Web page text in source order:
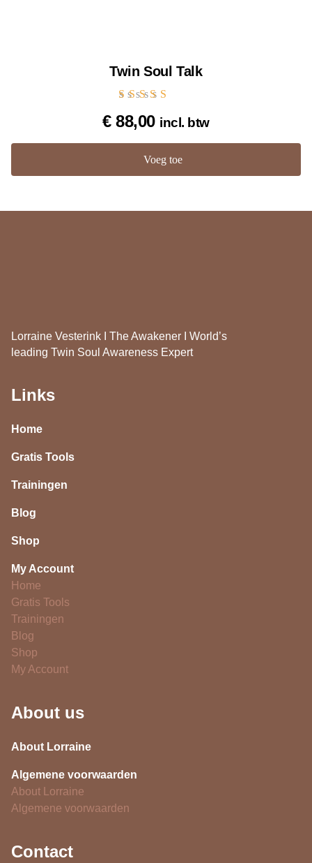
Twin Soul Talk
5.00
uit 5
€88,00 incl. btw
Voeg toe
Lorraine Vesterink I The Awakener I World’s
leading Twin Soul Awareness Expert
Links
Home
Gratis Tools
Trainingen
Blog
Shop
My Account
Home
Gratis Tools
Trainingen
Blog
Shop
My Account
About us
About Lorraine
Algemene voorwaarden
About Lorraine
Algemene voorwaarden
Contact